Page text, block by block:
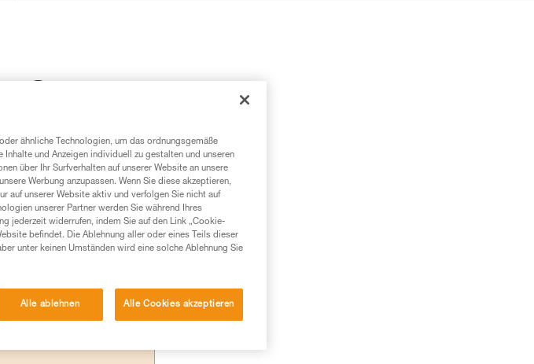
Tech Tipp geht,
verstehen zu
richtig
und ein spezielles
den Vorgang
gibt es
ähnliche Technologien, um das ordnungsgemäße
und Anzeigen individuell zu gestalten und unseren
über Ihr Surfverhalten auf unserer Website an unsere
Werbung anzupassen. Wenn Sie diese akzeptieren,
auf unserer Website aktiv und verfolgen Sie nicht auf
unserer Partner werden Sie während Ihres
jederzeit widerrufen, indem Sie auf den Link „Cookie-
befindet. Die Ablehnung aller oder eines Teils dieser
unter keinen Umständen wird eine solche Ablehnung Sie
Alle ablehnen Alle Cookies akzeptieren